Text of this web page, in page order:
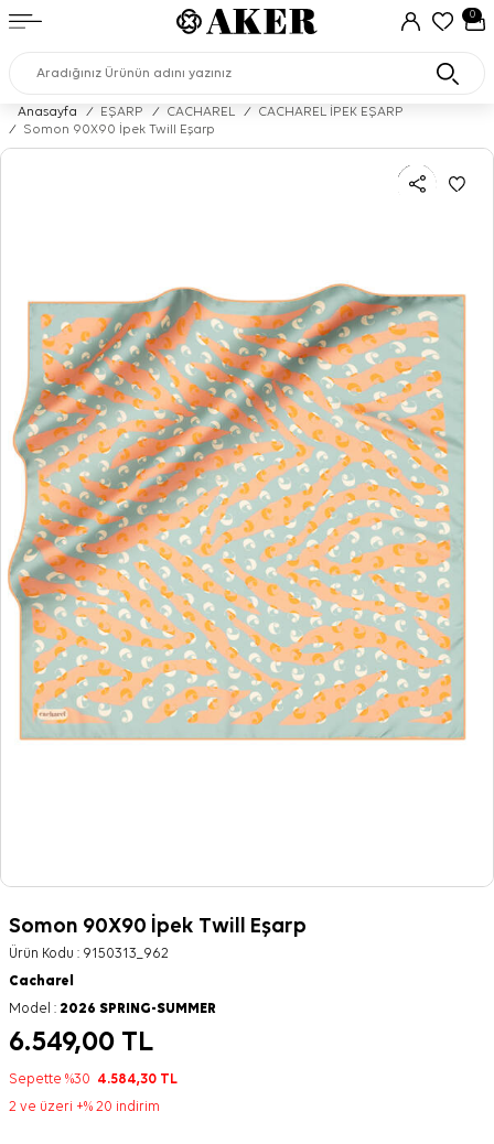
0
Anasayfa / EŞARP / CACHAREL /
CACHAREL İPEK EŞARP
/
Somon 90X90 İpek Twill Eşarp
Somon 90X90 İpek Twill Eşarp
Ürün Kodu : 9150313_962
Cacharel
Model : 2026 SPRING-SUMMER
6.549,00 TL
Sepette %30 4.584,30 TL
2 ve üzeri +% 20 indirim